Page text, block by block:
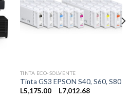
TINTA ECO-SOLVENTE
Tinta GS3 EPSON S40, S60, S80
L5,175.00 – L7,012.68Price